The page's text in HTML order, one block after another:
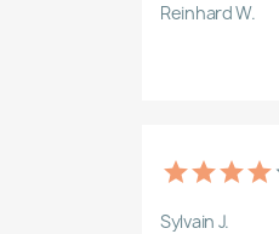
Reinhard W.
Sylvain J.